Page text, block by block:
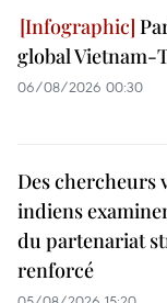
global Vietnam-
06/08/2026 00:30
Des chercheurs
indiens
du partenariat
renforcé